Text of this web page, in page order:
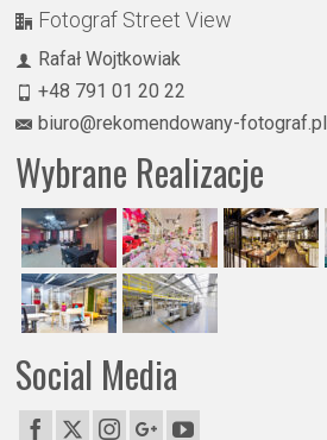
Fotograf Street View
Rafał Wojtkowiak
+48 791 01 20 22
biuro@rekomendowany-fotograf.pl
Wybrane Realizacje
Social Media